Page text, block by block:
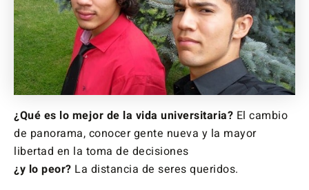
¿Qué es lo mejor de la vida universitaria? El cambio
de panorama, conocer gente nueva y la mayor
libertad en la toma de decisiones
¿y lo peor? La distancia de seres queridos.